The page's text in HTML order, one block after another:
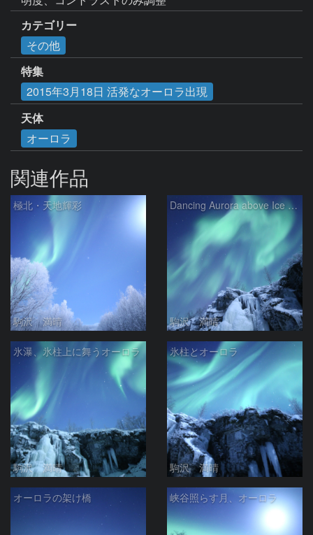
カテゴリー
その他
特集
2015年3月18日 活発なオーロラ出現
天体
オーロラ
関連作品
極北・天地輝彩
駒沢 満晴
Dancing Aurora above Ice Fall
駒沢 満晴
氷瀑、氷柱上に舞うオーロラ
駒沢 満晴
氷柱とオーロラ
駒沢 満晴
オーロラの架け橋 峡谷照らす月、オーロラ